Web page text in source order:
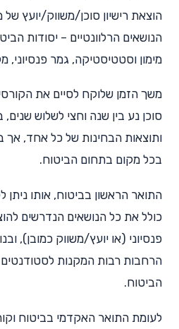
הוצאת רישיון סוכן/משווק/יועץ
הנושאים הרלוונטיים – יסודות
מימון וסטטיסטיקה, גמר פנסיוני,
משך הזמן שלוקח לסיים את
סוכן נע בין שנה וחצי לשלוש
ותוצאות הבחינות של כל אחד, אך
בכל מקום בתחום הביטוח.
התואר הראשון בביטוח, אותו ניתן
כולל את כל הנושאים הנדרשים
פנסיוני (או יועץ/משווק כמובן),
הרחבות רבות המקנות
הביטוח.
לעומת התואר האקדמי בביטוח